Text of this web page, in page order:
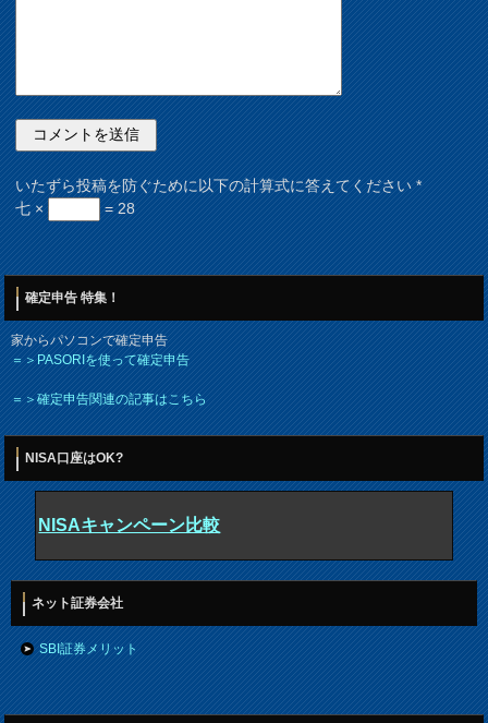
いたずら投稿を防ぐために以下の計算式に答えてください*
七 ×
= 28
確定申告 特集！
家からパソコンで確定申告
＝＞PASORIを使って確定申告
＝＞確定申告関連の記事はこちら
NISA口座はOK?
NISAキャンペーン比較
ネット証券会社
SBI証券メリット